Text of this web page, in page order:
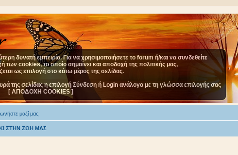
μαζί μας
ΣΤΗΝ ΖΩΗ ΜΑΣ
δυνατή εμπειρία. Για να χρησιμοποιήσετε το forum ή/και να συνδεθείτε
cookies, το οποίο σημαίνει και αποδοχή της πολιτικής μας,
ως επιλογή στο κάτω μέρος της σελίδας.
της σελίδας η επιλογή Σύνδεση ή Login ανάλογα με τη γλώσσα επιλογής σας
[ ΑΠΟΔΟΧΗ COOKIES ]